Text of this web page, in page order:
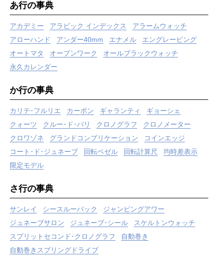
あ行の事典
アカデミー アラビック インデックス
アラームウォッチ
アローハンド
アンダー40mm エナメル
エングレービング
オートマタ
オープンワーク
オールブラックウォッチ
永久カレンダー
か行の事典
カリテ･フルリエ カーボン ギャランティ
ギョーシェ
クォーツ
クルー･ド･パリ クロノグラフ
クロノメーター
クロワゾネ
グランドコンプリケーション
コインエッジ
コート･ド･ジュネーブ
回転ベゼル 回転計算尺
均時差表示
限定モデル
さ行の事典
サンレイ シースルーバック
ジャンピングアワー
ジュネーブサロン
ジュネーブ･シール
スケルトンウォッチ
スプリットセコンド･クロノグラフ
自動巻き
自動巻きスプリングドライブ